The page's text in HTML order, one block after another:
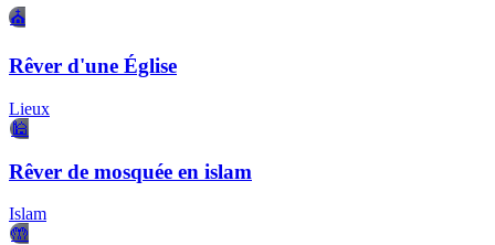
⛪
Rêver d'une Église
Lieux
🕌
Rêver de mosquée en islam
Islam
🤲